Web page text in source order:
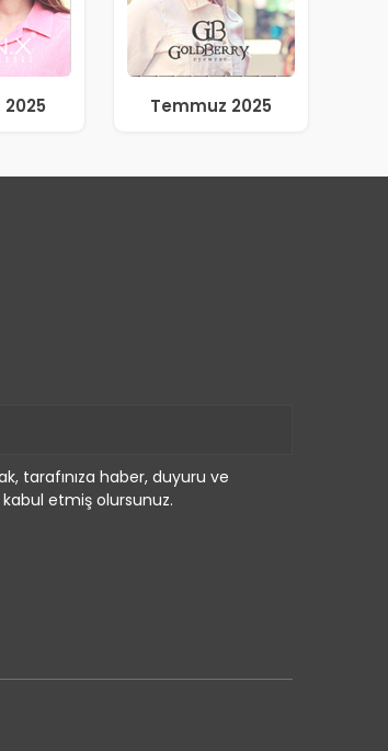
Temmuz 2025
tarafınıza haber, duyuru ve
etmiş olursunuz.